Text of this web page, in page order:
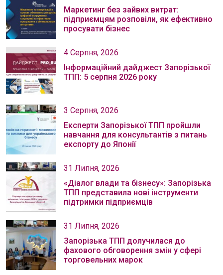
Маркетинг без зайвих витрат:
підприємцям розповіли, як ефективно
просувати бізнес
4 Серпня, 2026
Інформаційний дайджест Запорізької
ТПП: 5 серпня 2026 року
3 Серпня, 2026
Експерти Запорізької ТПП пройшли
навчання для консультантів з питань
експорту до Японії
31 Липня, 2026
«Діалог влади та бізнесу»: Запорізька
ТПП представила нові інструменти
підтримки підприємців
31 Липня, 2026
Запорізька ТПП долучилася до
фахового обговорення змін у сфері
торговельних марок